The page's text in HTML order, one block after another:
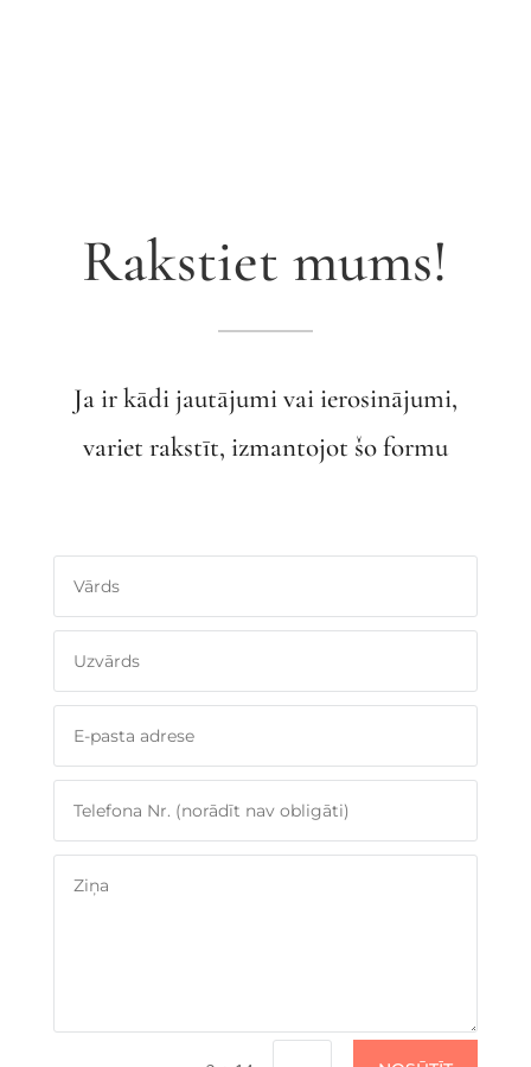
Rakstiet mums!
Ja ir kādi jautājumi vai ierosinājumi,
variet rakstīt, izmantojot šo formu